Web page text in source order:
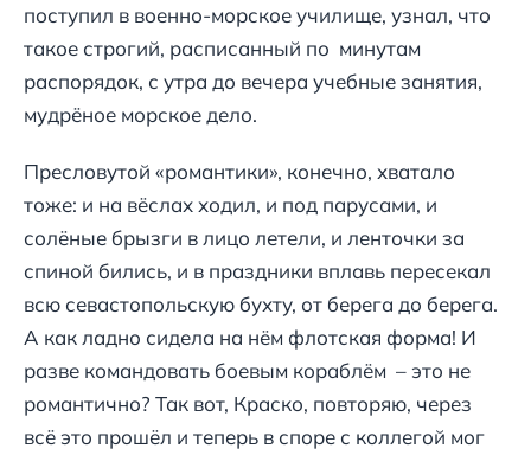
поступил в военно-морское училище, узнал, что
такое строгий, расписанный по минутам
распорядок, с утра до вечера учебные занятия,
мудрёное морское дело.
Пресловутой «романтики», конечно, хватало
тоже: и на вёслах ходил, и под парусами, и
солёные брызги в лицо летели, и ленточки за
спиной бились, и в праздники вплавь пересекал
всю севастопольскую бухту, от берега до берега.
А как ладно сидела на нём флотская форма! И
разве командовать боевым кораблём – это не
романтично? Так вот, Краско, повторяю, через
всё это прошёл и теперь в споре с коллегой мог